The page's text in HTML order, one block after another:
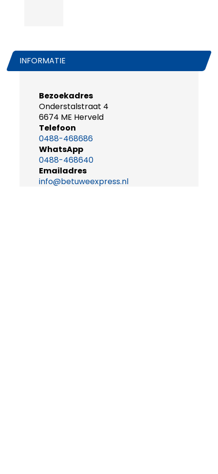
INFORMATIE
Bezoekadres
Onderstalstraat 4
6674 ME Herveld
Telefoon
0488-468686
WhatsApp
0488-468640
Emailadres
info@betuweexpress.nl